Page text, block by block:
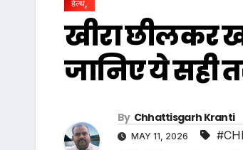
हेल्थ,
खीरा छीलकर
जानिए ये सही
By Chhattisgarh Kranti
MAY 11, 2026